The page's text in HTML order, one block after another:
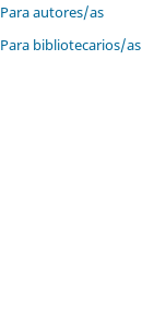
Para autores/as
Para bibliotecarios/as